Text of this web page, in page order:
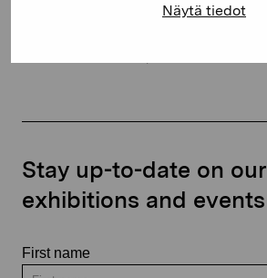
Näytä tiedot
Stay up-to-date on our
exhibitions and events
First name